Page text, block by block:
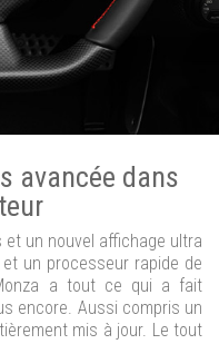
avancée dans
un nouvel affichage ultra
un processeur rapide de
a tout ce qui a fait
encore. Aussi compris un
mis à jour. Le tout